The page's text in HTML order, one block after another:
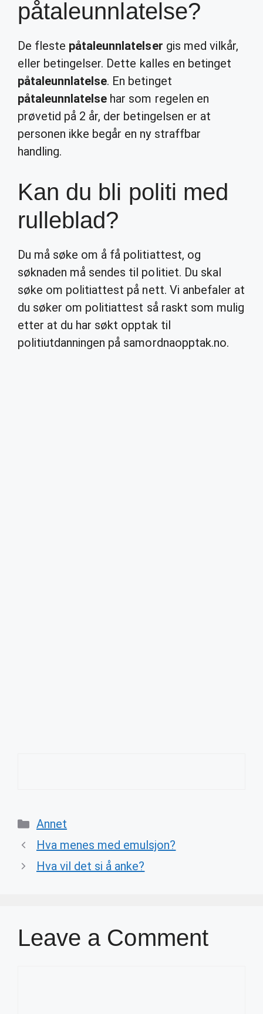
påtaleunnlatelse?
De fleste påtaleunnlatelser gis med vilkår,
eller betingelser. Dette kalles en betinget
påtaleunnlatelse. En betinget
påtaleunnlatelse har som regelen en
prøvetid på 2 år, der betingelsen er at
personen ikke begår en ny straffbar
handling.
Kan du bli politi med
rulleblad?
Du må søke om å få politiattest, og
søknaden må sendes til politiet. Du skal
søke om politiattest på nett. Vi anbefaler at
du søker om politiattest så raskt som mulig
etter at du har søkt opptak til
politiutdanningen på samordnaopptak.no.
Categories
Annet
Hva menes med emulsjon?
Hva vil det si å anke?
Leave a Comment